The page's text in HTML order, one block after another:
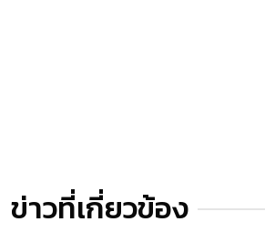
ข่าวที่เกี่ยวข้อง